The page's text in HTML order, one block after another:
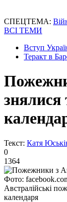
СПЕЦТЕМА:
ВСІ ТЕМИ
Вступ
Теракт в
знялися
Текст: Катя
0
1364
Фото:
Австралійські
календаря